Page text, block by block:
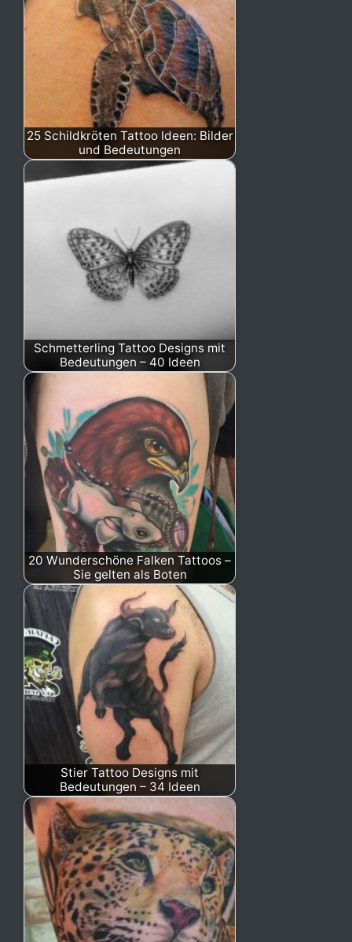
25 Schildkröten Tattoo Ideen: Bilder
und Bedeutungen
Schmetterling Tattoo Designs mit
Bedeutungen – 40 Ideen
20 Wunderschöne Falken Tattoos –
Sie gelten als Boten
Stier Tattoo Designs mit
Bedeutungen – 34 Ideen